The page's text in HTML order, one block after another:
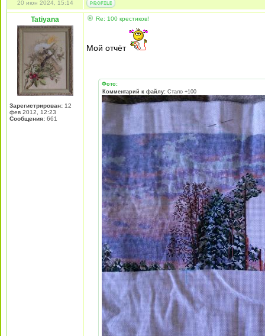
20 июн 2024, 15:14
Tatiyana
Зарегистрирован: 12
фев 2012, 12:23
Сообщения: 661
Re: 100 крестиков!
Мой отчёт
Фото:
Комментарий к файлу: Стало +100